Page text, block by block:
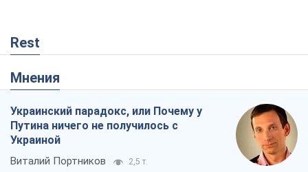
Rest
Мнения
Украинский парадокс, или Почему у
Путина ничего не получилось с
Украиной
Виталий Портников 2,5 т.